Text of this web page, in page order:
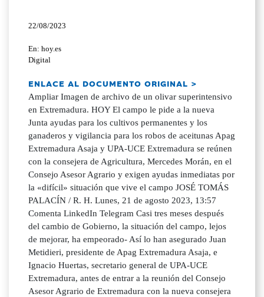
22/08/2023
En: hoy.es
Digital
ENLACE AL DOCUMENTO ORIGINAL >
Ampliar Imagen de archivo de un olivar superintensivo
en Extremadura. HOY El campo le pide a la nueva
Junta ayudas para los cultivos permanentes y los
ganaderos y vigilancia para los robos de aceitunas Apag
Extremadura Asaja y UPA-UCE Extremadura se reúnen
con la consejera de Agricultura, Mercedes Morán, en el
Consejo Asesor Agrario y exigen ayudas inmediatas por
la «difícil» situación que vive el campo JOSÉ TOMÁS
PALACÍN / R. H. Lunes, 21 de agosto 2023, 13:57
Comenta LinkedIn Telegram Casi tres meses después
del cambio de Gobierno, la situación del campo, lejos
de mejorar, ha empeorado- Así lo han asegurado Juan
Metidieri, presidente de Apag Extremadura Asaja, e
Ignacio Huertas, secretario general de UPA-UCE
Extremadura, antes de entrar a la reunión del Consejo
Asesor Agrario de Extremadura con la nueva consejera